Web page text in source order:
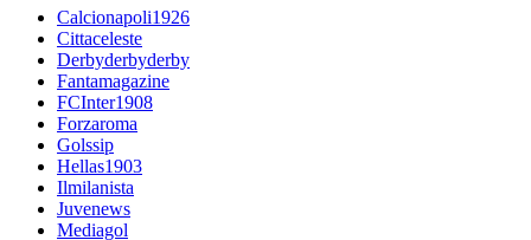
Calcionapoli1926
Cittaceleste
Derbyderbyderby
Fantamagazine
FCInter1908
Forzaroma
Golssip
Hellas1903
Ilmilanista
Juvenews
Mediagol